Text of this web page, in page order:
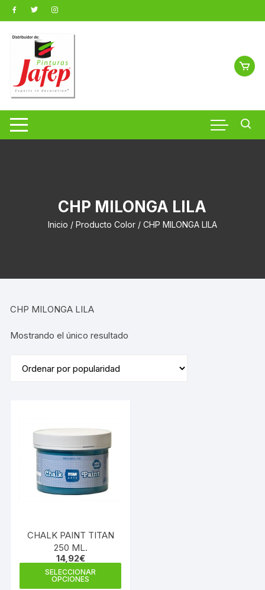
Saltar
al
contenido
CHP MILONGA LILA
Inicio / Producto Color / CHP MILONGA LILA
CHP MILONGA LILA
Mostrando el único resultado
CHALK PAINT TITAN
250 ML.
14,92€
SELECCIONAR
OPCIONES